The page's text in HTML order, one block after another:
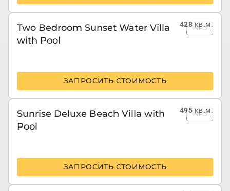
428кв.м.
Two Bedroom Sunset Water Villa
with Pool
INFO
ЗАПРОСИТЬ СТОИМОСТЬ
495кв.м.
Sunrise Deluxe Beach Villa with
Pool
INFO
ЗАПРОСИТЬ СТОИМОСТЬ